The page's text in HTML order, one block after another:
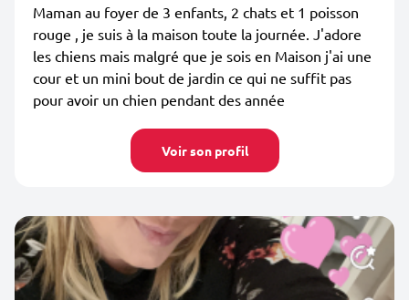
Maman au foyer de 3 enfants, 2 chats et 1 poisson
rouge , je suis à la maison toute la journée. J'adore
les chiens mais malgré que je sois en Maison j'ai une
cour et un mini bout de jardin ce qui ne suffit pas
pour avoir un chien pendant des année
Voir son profil